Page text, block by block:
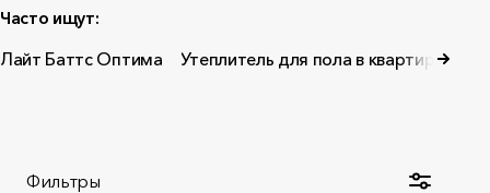
Часто ищут:
Лайт Баттс Оптима
Утеплитель для пола в квартире
Фильтры